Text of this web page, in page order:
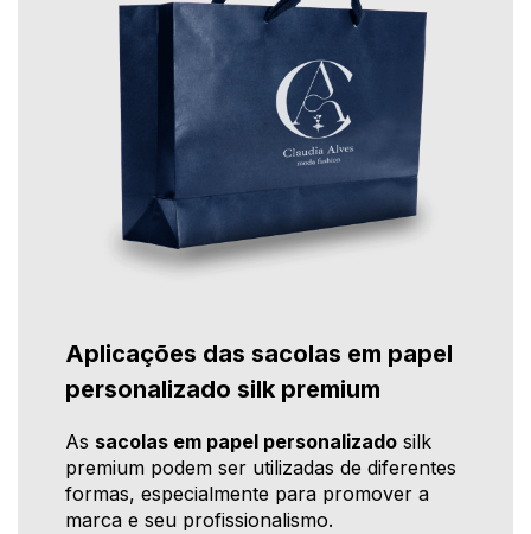
Aplicações das sacolas em papel
personalizado silk premium
As sacolas em papel personalizado silk
premium podem ser utilizadas de diferentes
formas, especialmente para promover a
marca e seu profissionalismo.